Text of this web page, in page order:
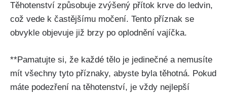
Těhotenství způsobuje zvýšený přítok krve do ledvin,
což vede k častějšímu močení.‌ Tento příznak se
obvykle objevuje již ‍brzy po oplodnění vajíčka.
**Pamatujte si, že každé tělo je jedinečné a nemusíte
mít všechny tyto příznaky, abyste byla těhotná. Pokud
máte podezření na těhotenství, je vždy nejlepší‍